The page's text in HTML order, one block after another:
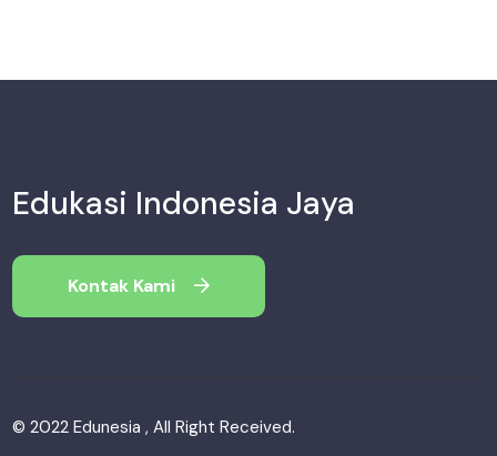
Edukasi Indonesia Jaya
Kontak Kami
© 2022 Edunesia , All Right Received.